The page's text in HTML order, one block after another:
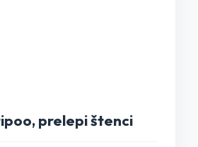
prelepi štenci